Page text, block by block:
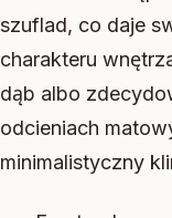
szuflad, co daje
charakteru
dąb albo
odcieniach
minimalistyczny